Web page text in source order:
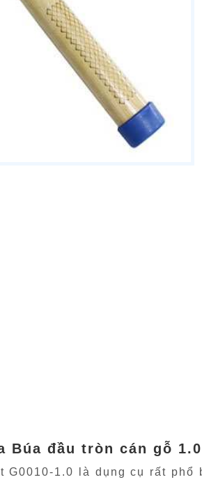
Búa đầu tròn cán gỗ
G0010-1.0 là dụng cụ rất